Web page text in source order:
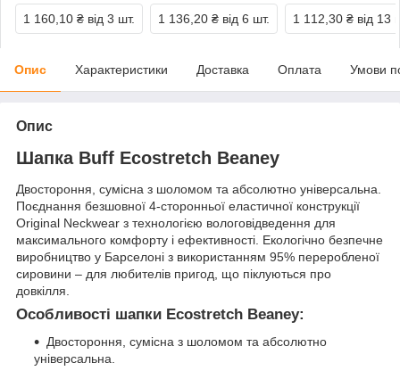
1 160,10 ₴ від 3 шт. 1 136,20 ₴ від 6 шт. 1 112,30 ₴ від 13
Опис Характеристики Доставка Оплата Умови
Опис
Шапка Buff Ecostretch Beaney
Двостороння, сумісна з шоломом та абсолютно універсальна.
Поєднання безшовної 4-сторонньої еластичної конструкції
Original Neckwear з технологією вологовідведення для
максимального комфорту і ефективності. Екологічно безпечне
виробництво у Барселоні з використанням 95% переробленої
сировини – для любителів пригод, що піклуються про
довкілля.
Особливості шапки Ecostretch Beaney:
Двостороння, сумісна з шоломом та абсолютно
універсальна.